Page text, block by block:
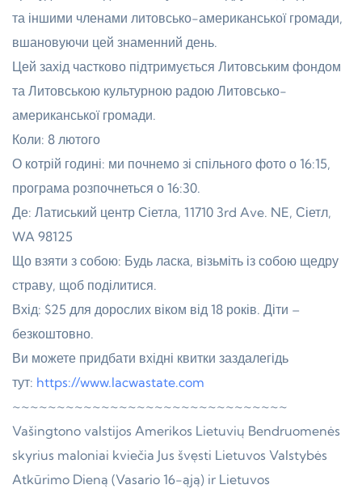
та іншими членами литовсько-американської громади,
вшановуючи цей знаменний день.
Цей захід частково підтримується Литовським фондом
та Литовською культурною радою Литовсько-
американської громади.
Коли: 8 лютого
О котрій годині: ми почнемо зі спільного фото о 16:15,
програма розпочнеться о 16:30.
Де: Латиський центр Сіетла, 11710 3rd Ave. NE, Сіетл,
WA 98125
Що взяти з собою: Будь ласка, візьміть із собою щедру
страву, щоб поділитися.
Вхід: $25 для дорослих віком від 18 років. Діти –
безкоштовно.
Ви можете придбати вхідні квитки заздалегідь
тут: https://www.lacwastate.com
~~~~~~~~~~~~~~~~~~~~~~~~~~~~~~~
Vašingtono valstijos Amerikos Lietuvių Bendruomenės
skyrius maloniai kviečia Jus švęsti Lietuvos Valstybės
Atkūrimo Dieną (Vasario 16-ąją) ir Lietuvos